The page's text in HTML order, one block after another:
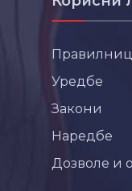
Уредбе
Закони
Наредбе
Дозволе и